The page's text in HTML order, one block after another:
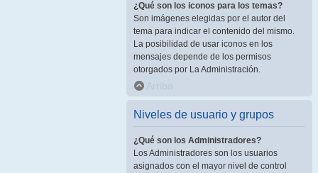
¿Qué son los iconos para los temas?
Son imágenes elegidas por el autor del
tema para indicar el contenido del mismo.
La posibilidad de usar iconos en los
mensajes depende de los permisos
otorgados por La Administración.
Arriba
Niveles de usuario y grupos
¿Qué son los Administradores?
Los Administradores son los usuarios
asignados con el mayor nivel de control